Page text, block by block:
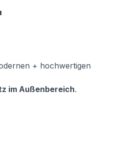
+ hochwertigen
im Außenbereich.